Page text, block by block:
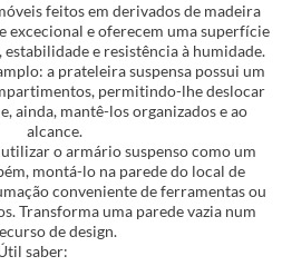
feitos em derivados de madeira
excecional e oferecem uma superfície
e resistência à humidade.
a prateleira suspensa possui um
permitindo-lhe deslocar
ainda, mantê-los organizados e ao
alcance.
o armário suspenso como um
montá-lo na parede do local de
conveniente de ferramentas ou
Transforma uma parede vazia num
de design.
saber: